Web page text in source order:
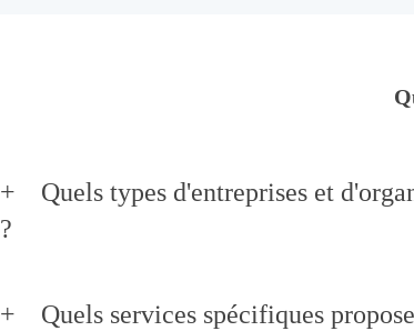
Quels types d'entreprises et
?
Quels services spécifiques